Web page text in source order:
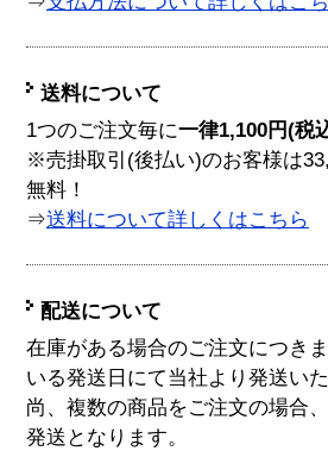
送料について
1つのご注文毎に一律1,100円(税
※売掛取引(後払い)のお客様は
無料！
⇒送料について詳しくはこちら
配送について
在庫がある場合のご注文につき
いる発送日にて当社より発送い
尚、複数の商品をご注文の場合
発送となります。